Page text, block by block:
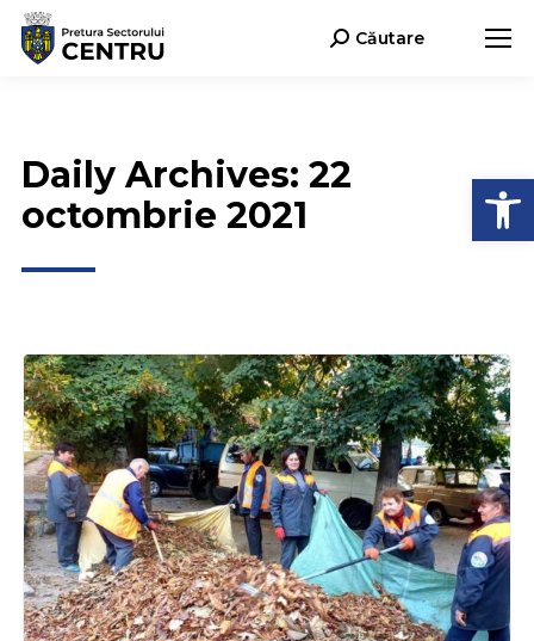
Search:Căutare
Daily Archives: 22
octombrie 2021